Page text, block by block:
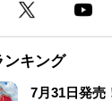
ンキング
7月31日発売